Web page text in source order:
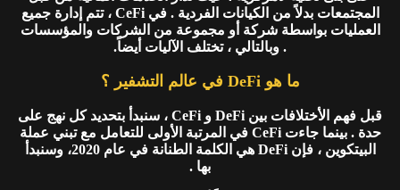
المجتمعات بدلاً من الكيانات الفردية . في CeFi ، تتم إدارة جميع
العمليات بواسطة شركة أو مجموعة من الشركات والمؤسسات
. وبالتالي ، تختلف الآليات أيضاً.
ما هو DeFi في عالم التشفير ؟
قبل فهم الأختلافات بين DeFi و CeFi ، سنبدأ بتحديد كل نهج على
حدة . بينما جاءت CeFi في المرتبة الأولى للتعامل مع تبني عملة
البيتكوين ، فإن DeFi هي الكلمة الطنانة في عام 2020، وسنبدأ
بها .